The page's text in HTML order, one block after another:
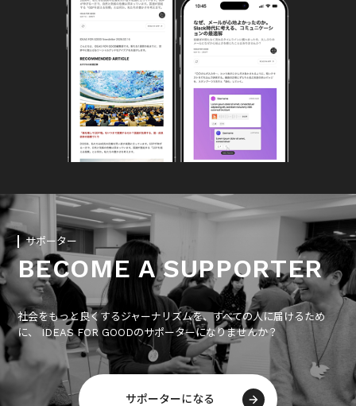
サポーター
BECOME A SUPPORTER
社会をもっと良くするジャーナリズムを、すべての人に届けるため
に、 IDEAS FOR GOODのサポーターになりませんか？
サポーターになる